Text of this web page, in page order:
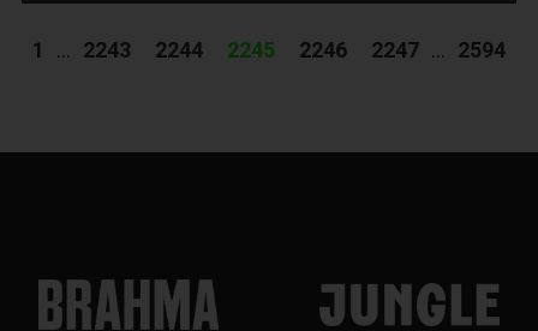
1 ... 2243 2244 2245 2246 2247 ... 2594